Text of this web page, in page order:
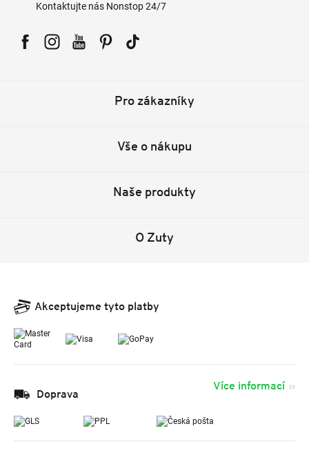
Kontaktujte nás Nonstop 24/7
Pro zákazníky
Vše o nákupu
Naše produkty
O Zuty
Akceptujeme tyto platby
Doprava
Více informací